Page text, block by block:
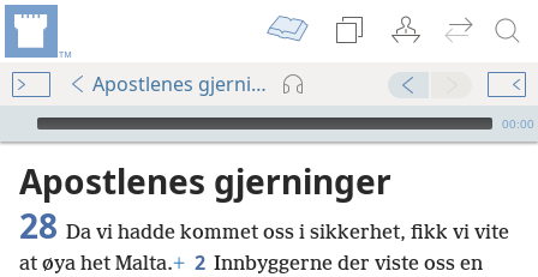
Apostlenes gjerninger 28
Audio Player
00:00
Apostlenes gjerninger
28 Da vi hadde kommet oss i sikkerhet, fikk vi vite
at øya het Malta.+ 2 Innbyggerne der viste oss en